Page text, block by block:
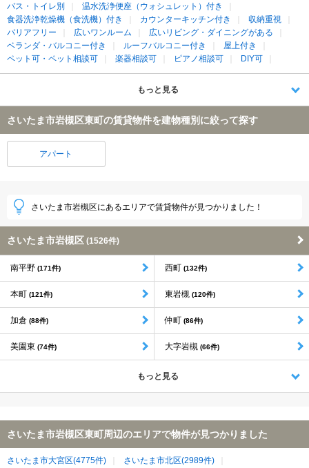
バス・トイレ別
温水洗浄便座（ウォシュレット）付き
食器洗浄乾燥機（食洗機）付き
カウンターキッチン付き
収納重視
バリアフリー
広いワンルーム
広いリビング・ダイニングがある
ベランダ・バルコニー付き
ルーフバルコニー付き
屋上付き
ペット可・ペット相談可
楽器相談可 ピアノ相談可 DIY可
もっと見る
さいたま市岩槻区東町の賃貸物件を建物種別に絞って探す
アパート
さいたま市岩槻区にあるエリアで賃貸物件が見つかりました！
さいたま市岩槻区 (1526件)
南平野 (171件) 西町 (132件)
本町 (121件) 東岩槻 (120件)
加倉 (88件) 仲町 (86件)
美園東 (74件) 大字岩槻 (66件)
もっと見る
さいたま市岩槻区東町周辺のエリアで物件が見つかりました
さいたま市大宮区(4775件)
さいたま市北区(2989件)